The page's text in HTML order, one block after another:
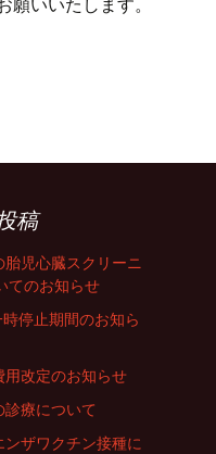
願いいたします。
稿
胎児心臓スクリーニ
てのお知らせ
時停止期間のお知ら
用改定のお知らせ
療について
ンザワクチン接種に